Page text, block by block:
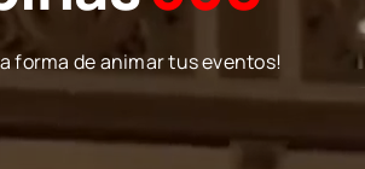
forma de animar tus eventos!